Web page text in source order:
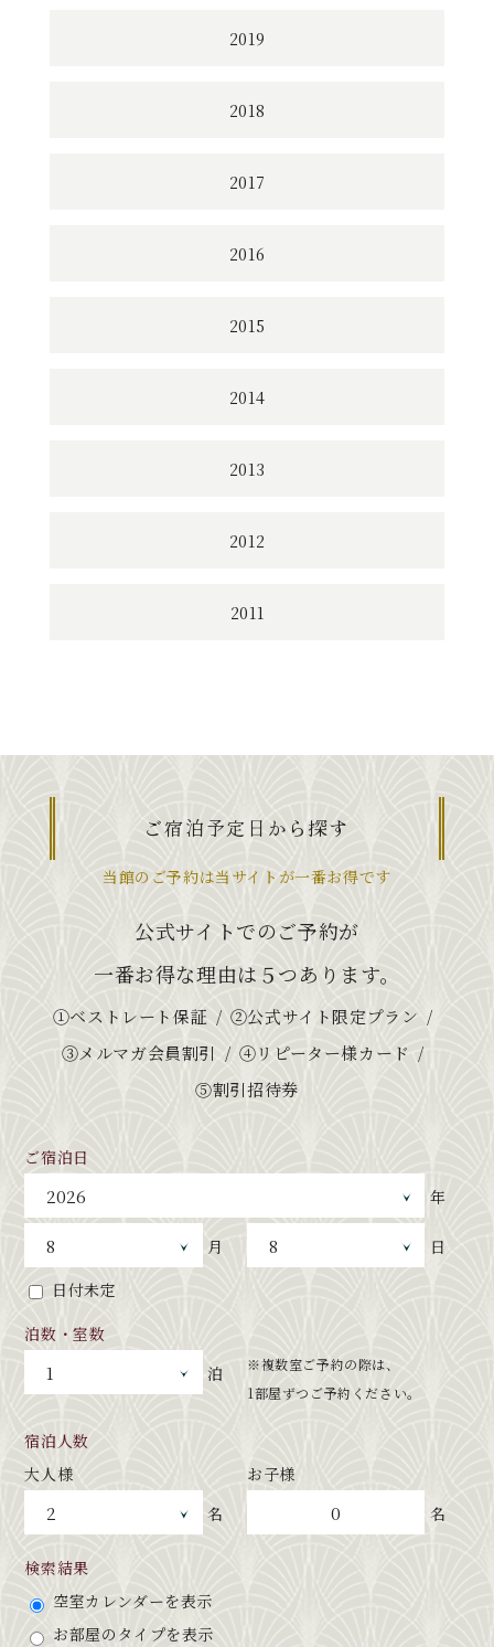
2019
2018
2017
2016
2015
2014
2013
2012
2011
ご宿泊予定日から探す
当館のご予約は当サイトが一番お得です
公式サイトでのご予約が
一番お得な理由は５つあります。
①ベストレート保証
②公式サイト限定プラン
③メルマガ会員割引
④リピーター様カード
⑤割引招待券
ご宿泊日
年
月
日
日付未定
泊数・室数
泊
※複数室ご予約の際は、
1部屋ずつご予約ください。
宿泊人数
大人様
名
お子様
0 名
検索結果
空室カレンダーを表示
お部屋のタイプを表示